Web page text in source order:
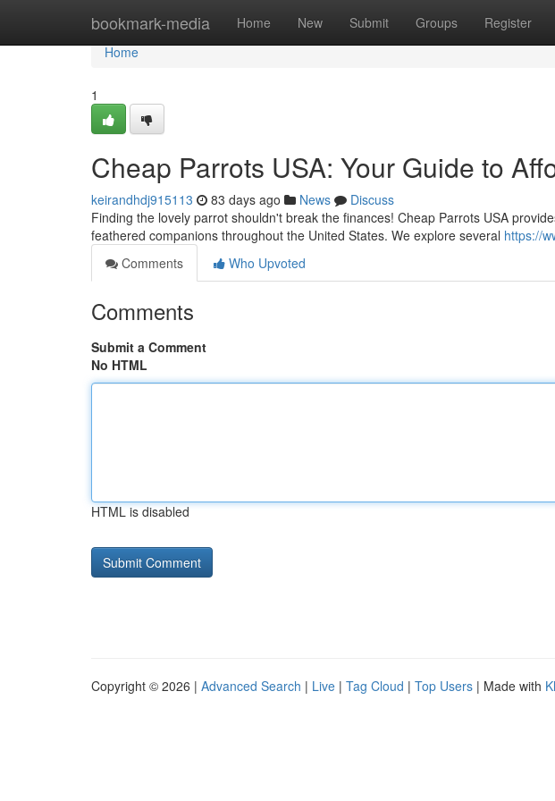
bookmark-media Home New Submit Groups Register
Home
Home
1
Cheap Parrots USA: Your Guide to
keirandhdj915113 83 days ago News
Discuss
Finding the lovely parrot shouldn't break the finances! Cheap Parrots USA
feathered companions throughout the United States. We explore several https://
Comments
Who Upvoted
Comments
Submit a Comment
No HTML
HTML is disabled
Copyright © 2026 | Advanced Search | Live | Tag Cloud | Top Users | Made with